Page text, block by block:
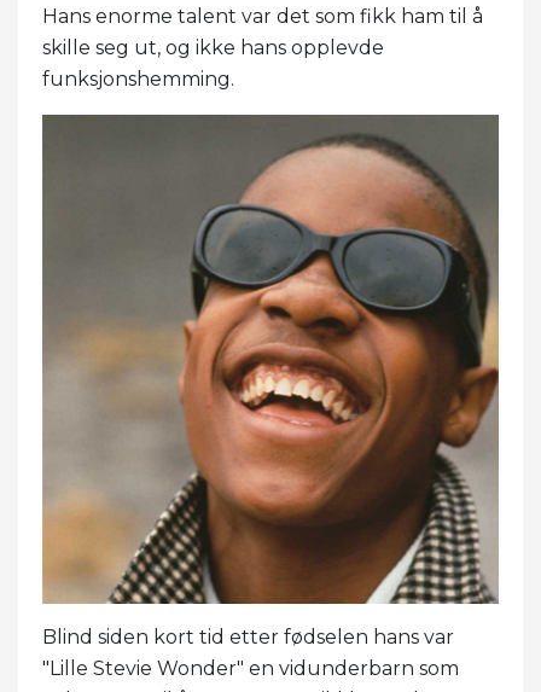
Hans enorme talent var det som fikk ham til å
skille seg ut, og ikke hans opplevde
funksjonshemming.
Blind siden kort tid etter fødselen hans var
"Lille Stevie Wonder" en vidunderbarn som